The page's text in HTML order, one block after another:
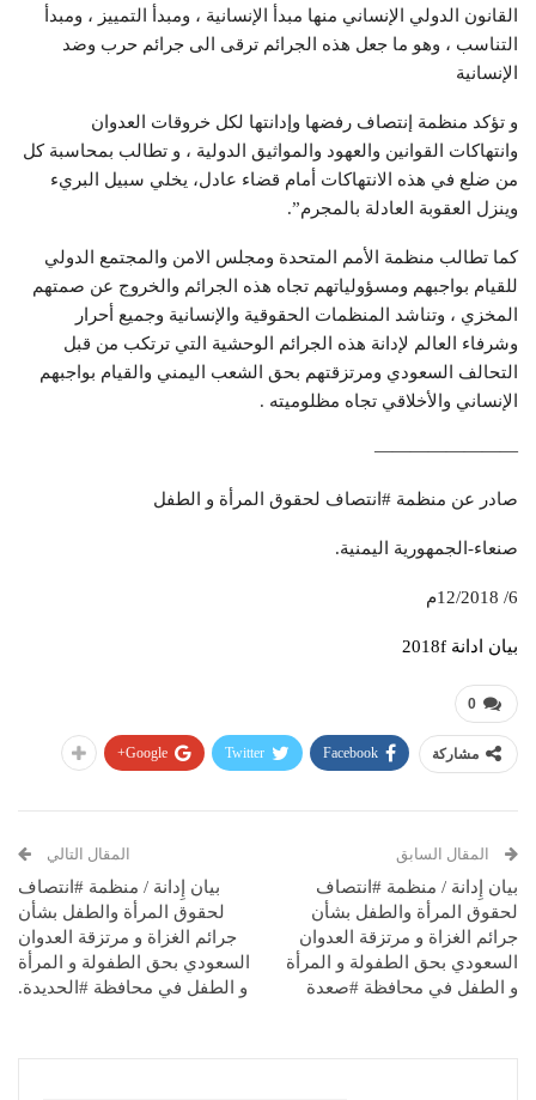
القانون الدولي الإنساني منها مبدأ الإنسانية ، ومبدأ التمييز ، ومبدأ
التناسب ، وهو ما جعل هذه الجرائم ترقى الى جرائم حرب وضد
الإنسانية
و تؤكد منظمة إنتصاف رفضها وإدانتها لكل خروقات العدوان
وانتهاكات القوانين والعهود والمواثيق الدولية ، و تطالب بمحاسبة كل
من ضلع في هذه الانتهاكات أمام قضاء عادل، يخلي سبيل البريء
وينزل العقوبة العادلة بالمجرم”.
كما تطالب منظمة الأمم المتحدة ومجلس الامن والمجتمع الدولي
للقيام بواجبهم ومسؤولياتهم تجاه هذه الجرائم والخروج عن صمتهم
المخزي ، وتناشد المنظمات الحقوقية والإنسانية وجميع أحرار
وشرفاء العالم لإدانة هذه الجرائم الوحشية التي ترتكب من قبل
التحالف السعودي ومرتزقتهم بحق الشعب اليمني والقيام بواجبهم
الإنساني والأخلاقي تجاه مظلوميته .
————————
صادر عن منظمة #انتصاف لحقوق المرأة و الطفل
صنعاء-الجمهورية اليمنية.
6/ 12/2018م
بيان ادانة 2018f
0
مشاركة Facebook
Twitter
Google+
المقال السابق
بيان إِدانة / منظمة #انتصاف
لحقوق المرأة والطفل بشأن
جرائم الغزاة و مرتزقة العدوان
السعودي بحق الطفولة و المرأة
و الطفل في محافظة #صعدة
المقال التالي
بيان إِدانة / منظمة #انتصاف
لحقوق المرأة والطفل بشأن
جرائم الغزاة و مرتزقة العدوان
السعودي بحق الطفولة و المرأة
و الطفل في محافظة #الحديدة.